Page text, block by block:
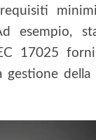
esempio,
17025
gestione